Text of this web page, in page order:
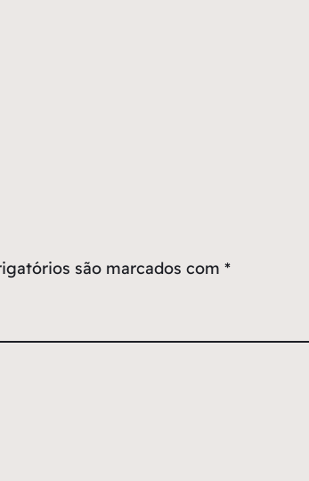
são marcados com *